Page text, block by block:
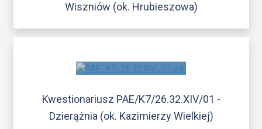
Wiszniów (ok. Hrubieszowa)
Kwestionariusz PAE/K7/26.32.XIV/01 -
Dzierążnia (ok. Kazimierzy Wielkiej)